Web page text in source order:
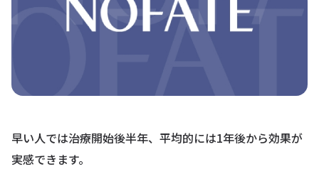
早い人では治療開始後半年、平均的には1年後から効果が
実感できます。